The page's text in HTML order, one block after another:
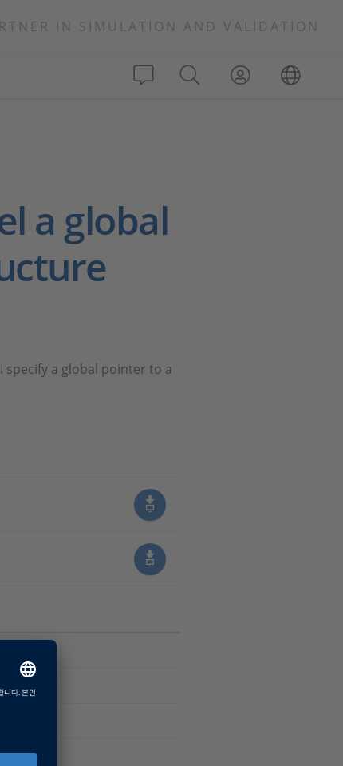
IN SIMULATION AND VALIDATION
a global
specify a global pointer to a